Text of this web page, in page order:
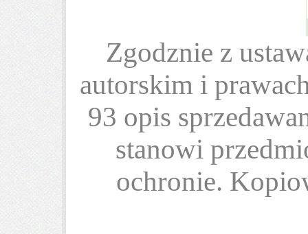
Zgodznie z
autorskim i
93 opis
stanowi
ochronie.